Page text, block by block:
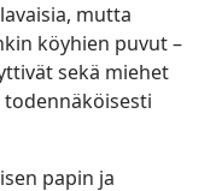
mutta
köyhien puvut –
sekä miehet
papin ja